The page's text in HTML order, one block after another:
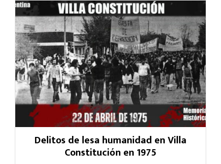
Delitos de lesa humanidad en Villa
Constitución en 1975